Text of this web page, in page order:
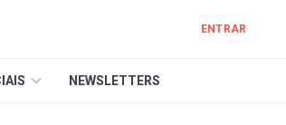
ENTRAR
NEWSLETTERS